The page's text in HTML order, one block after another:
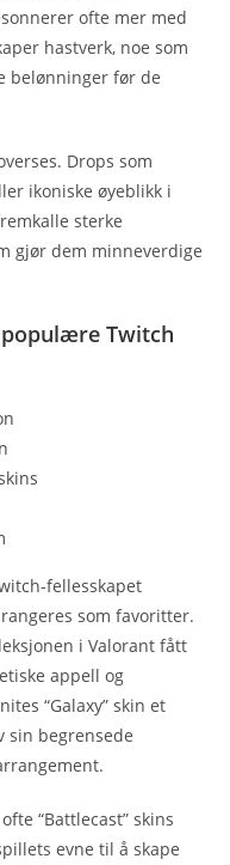
ofte mer med
hastverk, noe som
belønninger før de
Drops som
ikoniske øyeblikk i
sterke
gjør dem minneverdige
Twitch
fellesskapet
som favoritter.
i Valorant fått
appell og
“Galaxy” skin et
sin begrensede
“Battlecast” skins
evne til å skape